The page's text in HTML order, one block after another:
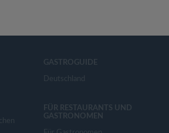
GASTROGUIDE
Deutschland
FÜR RESTAURANTS UND
GASTRONOMEN